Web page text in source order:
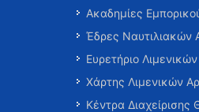
Ακαδημίες
Έδρες Ναυτιλιακών
Ευρετήριο
Χάρτης Λιμενικών
Κέντρα Διαχείρισης